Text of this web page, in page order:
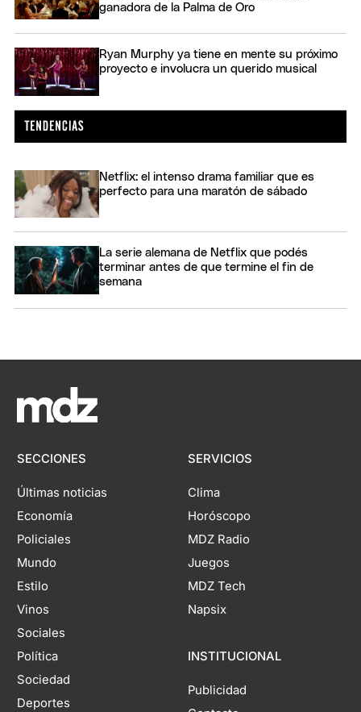
ganadora de la Palma de Oro
Ryan Murphy ya tiene en mente su próximo
proyecto e involucra un querido musical
Netflix: el intenso drama familiar que es
perfecto para una maratón de sábado
La serie alemana de Netflix que podés
terminar antes de que termine el fin de
semana
SECCIONES
Últimas noticias
Economía
Policiales
Mundo
Estilo
Vinos
Sociales
Política
Sociedad
Deportes
SERVICIOS
Clima
Horóscopo
MDZ Radio
Juegos
MDZ Tech
Napsix
INSTITUCIONAL
Publicidad